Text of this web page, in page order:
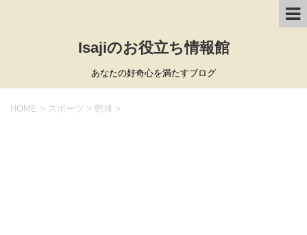
Isajiのお役立ち情報館
あなたの好奇心を満たすブログ
HOME > スポーツ > 野球 >